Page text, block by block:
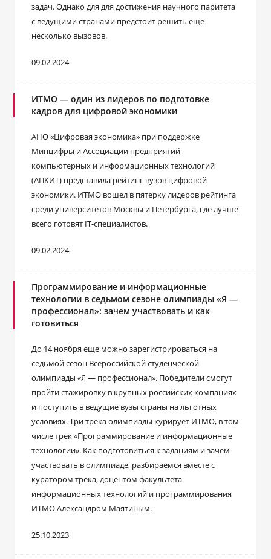
задач. Однако для для достижения научного паритета
с ведущими странами предстоит решить еще
несколько вызовов.
09.02.2024
ИТМО ― один из лидеров по подготовке
кадров для цифровой экономики
АНО «Цифровая экономика» при поддержке
Минцифры и Ассоциации предприятий
компьютерных и информационных технологий
(АПКИТ) представила рейтинг вузов цифровой
экономики. ИТМО вошел в пятерку лидеров рейтинга
среди университетов Москвы и Петербурга, где лучше
всего готовят IT-специалистов.
09.02.2024
Программирование и информационные
технологии в седьмом сезоне олимпиады «Я ―
профессионал»: зачем участвовать и как
готовиться
До 14 ноября еще можно зарегистрироваться на
седьмой сезон Всероссийской студенческой
олимпиады «Я ― профессионал». Победители смогут
пройти стажировку в крупных российских компаниях
и поступить в ведущие вузы страны на льготных
условиях. Три трека олимпиады курирует ИТМО, в том
числе трек «Программирование и информационные
технологии». Как подготовиться к заданиям и зачем
участвовать в олимпиаде, разбираемся вместе с
куратором трека, доцентом факультета
информационных технологий и программирования
ИТМО Александром Маятиным.
25.10.2023